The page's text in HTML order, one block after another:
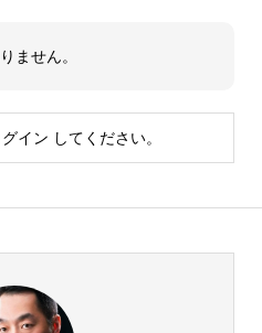
ません。
グイン してください。